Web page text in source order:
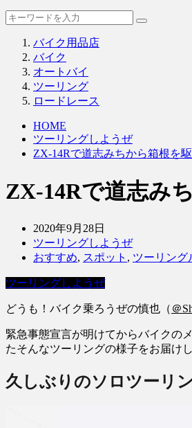
バイク用品店
バイク
オートバイ
ツーリング
ロードレース
HOME
ツーリングしようぜ
ZX-14Rで道志みちから箱根を
ZX-14Rで道志み
2020年9月28日
ツーリングしようぜ
おすすめ, スポット , ツーリング
ツーリングしようぜ
どうも！バイク乗ろうぜの慎也（ ＠
緊急事態宣言が明けてからバイクの
たそんなツーリングの様子をお届けし
久しぶりのソロツーリ